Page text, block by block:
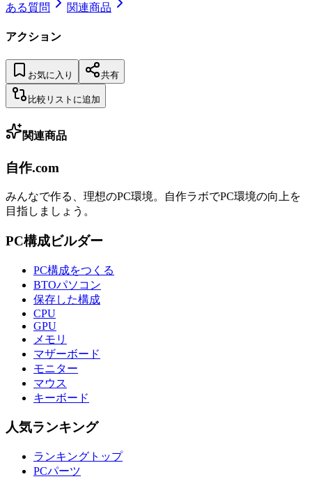
ある質問
関連商品
アクション
お気に入り 共有
比較リストに追加
関連商品
自作.com
みんなで作る、理想のPC環境。 自作ラボでPC環境の向上を
目指しましょう。
PC構成ビルダー
PC構成をつくる
BTOパソコン
保存した構成
CPU
GPU
メモリ
マザーボード
モニター
マウス
キーボード
人気ランキング
ランキングトップ
PCパーツ